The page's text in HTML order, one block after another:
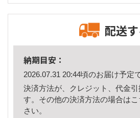
配送
納期目安：
2026.07.31 20:44頃のお届け予定
決済方法が、クレジット、代金
す。その他の決済方法の場合は
さい。